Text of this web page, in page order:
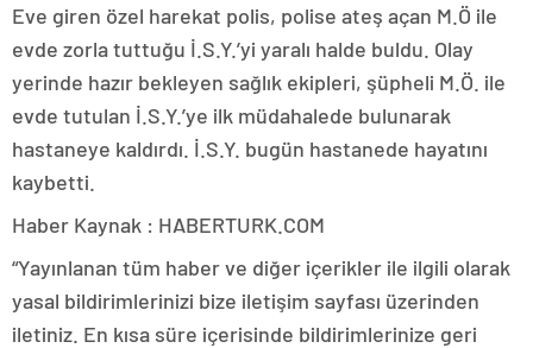
Eve giren özel harekat polis, polise ateş açan M.Ö ile
evde zorla tuttuğu İ.S.Y.’yi yaralı halde buldu. Olay
yerinde hazır bekleyen sağlık ekipleri, şüpheli M.Ö. ile
evde tutulan İ.S.Y.’ye ilk müdahalede bulunarak
hastaneye kaldırdı. İ.S.Y. bugün hastanede hayatını
kaybetti.
Haber Kaynak : HABERTURK.COM
“Yayınlanan tüm haber ve diğer içerikler ile ilgili olarak
yasal bildirimlerinizi bize iletişim sayfası üzerinden
iletiniz. En kısa süre içerisinde bildirimlerinize geri